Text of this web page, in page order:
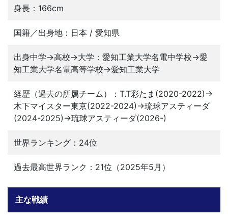
身長：166cm
国籍／出身地：日本 / 愛知県
出身中学→高校→大学：愛知工業大学名電中学校→愛
知工業大学名電高等学校→愛知工業大学
経歴（過去の所属チーム）：T.T彩たま(2020-2022)→
木下マイスター東京(2022-2024)→琉球アスティーダ
(2024-2025)→琉球アスティーダ(2026-)
世界ランキング：24位
過去最高世界ランク：21位（2025年5月）
主な戦績